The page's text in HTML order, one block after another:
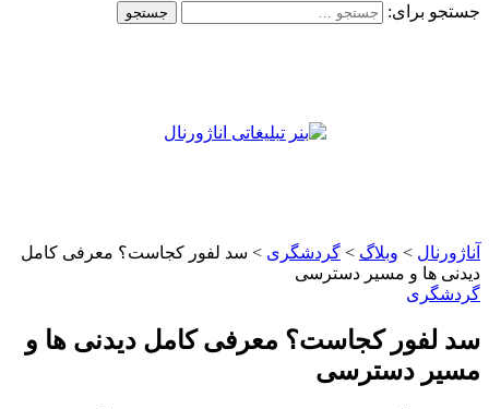
جستجو برای:
آناژورنال > وبلاگ > گردشگری > سد لفور کجاست؟ معرفی کامل
دیدنی‌ ها و مسیر دسترسی
گردشگری
سد لفور کجاست؟ معرفی کامل دیدنی‌ ها و
مسیر دسترسی